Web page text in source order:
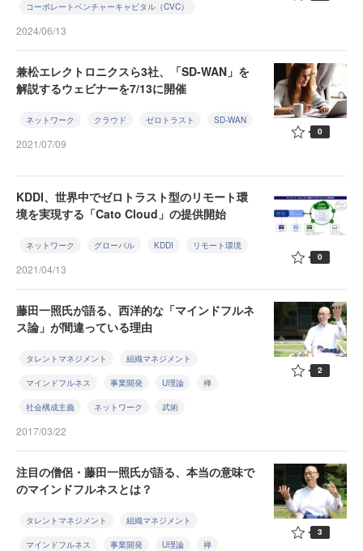
コーポレートベンチャーキャピタル（CVC）
2024/06/13
兼松エレクトロニクスら3社、「SD-WAN」を
解説するウェビナーを7/13に開催
ネットワーク クラウド ゼロトラスト SD-WAN
2021/07/09
0
KDDI、世界中でゼロトラスト型のリモート環
境を実現する「Cato Cloud」の提供開始
ネットワーク グローバル KDDI リモート環境
2021/04/13
0
藤田一照氏が語る、西洋的な「マインドフルネ
ス論」が間違っている理由
タレントマネジメント 組織マネジメント
マインドフルネス 事業開発 U理論 禅
社会構成主義 ネットワーク 武術
2017/03/22
2
注目の僧侶・藤田一照氏が語る、本当の意味で
のマインドフルネスとは？
タレントマネジメント 組織マネジメント
マインドフルネス 事業開発 U理論 禅
3